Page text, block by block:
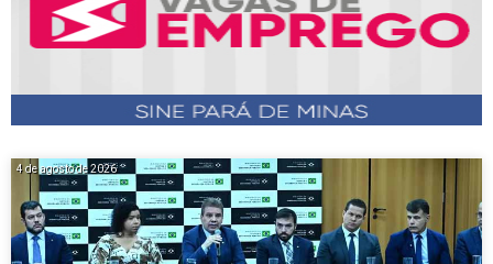
4 de agosto de 2026